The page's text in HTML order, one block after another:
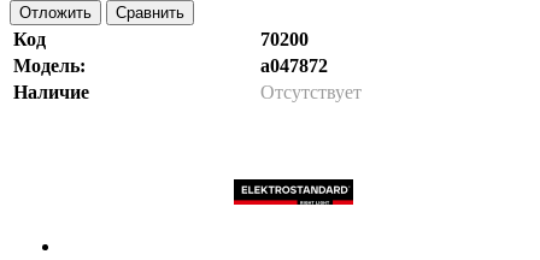
Отложить
Сравнить
Код
70200
Модель:
a047872
Наличие
Отсутствует